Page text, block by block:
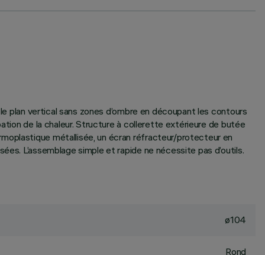
vertical sans zones d’ombre en découpant les contours
de la chaleur. Structure à collerette extérieure de butée
métallisée, un écran réfracteur/protecteur en
L’assemblage simple et rapide ne nécessite pas d’outils.
ø104
Rond